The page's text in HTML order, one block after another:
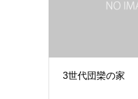
3世代団欒の家